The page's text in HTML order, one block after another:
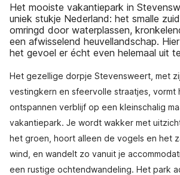
Het mooiste vakantiepark in
uniek stukje Nederland: het smalle
omringd door waterplassen,
een afwisselend heuvellandschap.
het gevoel er écht even helemaal uit
Het gezellige dorpje Stevensweert, met
vestingkern en sfeervolle straatjes,
ontspannen verblijf op een kleinschalig
vakantiepark. Je wordt wakker met
het groen, hoort alleen de vogels en het
wind, en wandelt zo vanuit je
een rustige ochtendwandeling. Het park